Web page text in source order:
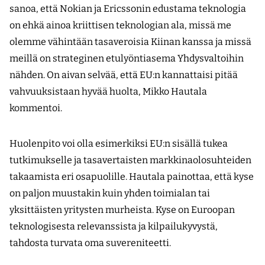
sanoa, että Nokian ja Ericssonin edustama teknologia
on ehkä ainoa kriittisen teknologian ala, missä me
olemme vähintään tasaveroisia Kiinan kanssa ja missä
meillä on strateginen etulyöntiasema Yhdysvaltoihin
nähden. On aivan selvää, että EU:n kannattaisi pitää
vahvuuksistaan hyvää huolta, Mikko Hautala
kommentoi.
Huolenpito voi olla esimerkiksi EU:n sisällä tukea
tutkimukselle ja tasavertaisten markkinaolosuhteiden
takaamista eri osapuolille. Hautala painottaa, että kyse
on paljon muustakin kuin yhden toimialan tai
yksittäisten yritysten murheista. Kyse on Euroopan
teknologisesta relevanssista ja kilpailukyvystä,
tahdosta turvata oma suvereniteetti.